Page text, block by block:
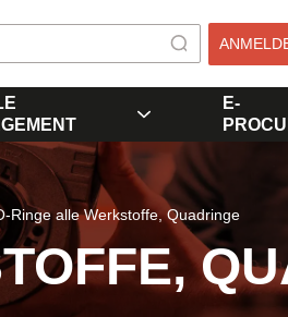
E-
Ringe alle Werkstoffe, Quadringe